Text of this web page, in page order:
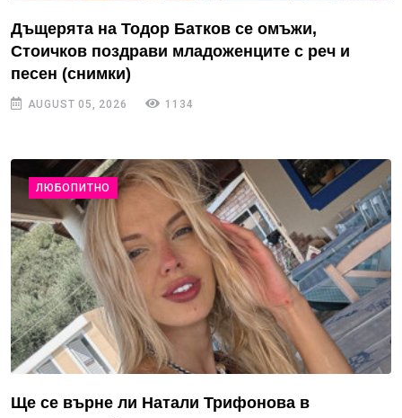
Дъщерята на Тодор Батков се омъжи,
Стоичков поздрави младоженците с реч и
песен (снимки)
AUGUST 05, 2026 1134
ЛЮБОПИТНО
Ще се върне ли Натали Трифонова в